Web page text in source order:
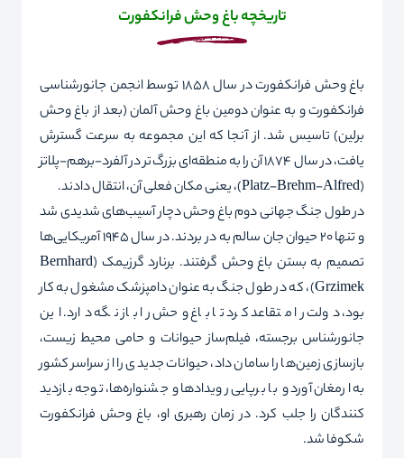
تاریخچهباغ وحش فرانکفورت
باغ وحش فرانکفورت در سال 1858 توسط انجمن جانورشناسی
فرانکفورت و به عنوان دومین باغ وحش آلمان (بعد از باغ وحش
برلین) تاسیس شد. از آنجا که ‌این مجموعه به سرعت گسترش
یافت، در سال 1874 آن را به منطقه‌ای بزرگ‌تر در آلفرد-برهم-پلاتز
(
Alfred
-
Brehm
-
Platz)، یعنی مکان فعلی آن، انتقال دادند.
در طول جنگ جهانی دوم باغ وحش دچار آسیب‌های شدیدی شد
و تنها 20 حیوان جان سالم به در بردند. در سال 1945 آمریکایی‌ها
تصمیم به بستن باغ وحش گرفتند. برنارد گرزیمک (Bernhard
Grzimek)، که در طول جنگ به عنوان دامپزشک مشغول به کار
بود، دولت را متقاعد کرد تا باغ وحش را باز نگه دارد. این
جانورشناس برجسته، فیلمساز حیوانات و حامی‌ محیط زیست،
بازسازی زمین‌ها را سامان داد، حیوانات جدیدی را از سراسر کشور
به ارمغان آورد و با برپایی رویدادها و جشنواره‌ها، توجه بازدید
کنندگان را جلب کرد. در زمان رهبری او، باغ وحش فرانکفورت
شکوفا شد.